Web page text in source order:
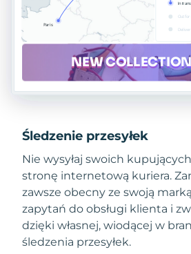
Śledzenie przesyłek
Nie wysyłaj swoich
stronę internetową kuriera.
zawsze obecny ze swoją
zapytań do obsługi klienta i
dzięki własnej, wiodącej w
śledzenia przesyłek.